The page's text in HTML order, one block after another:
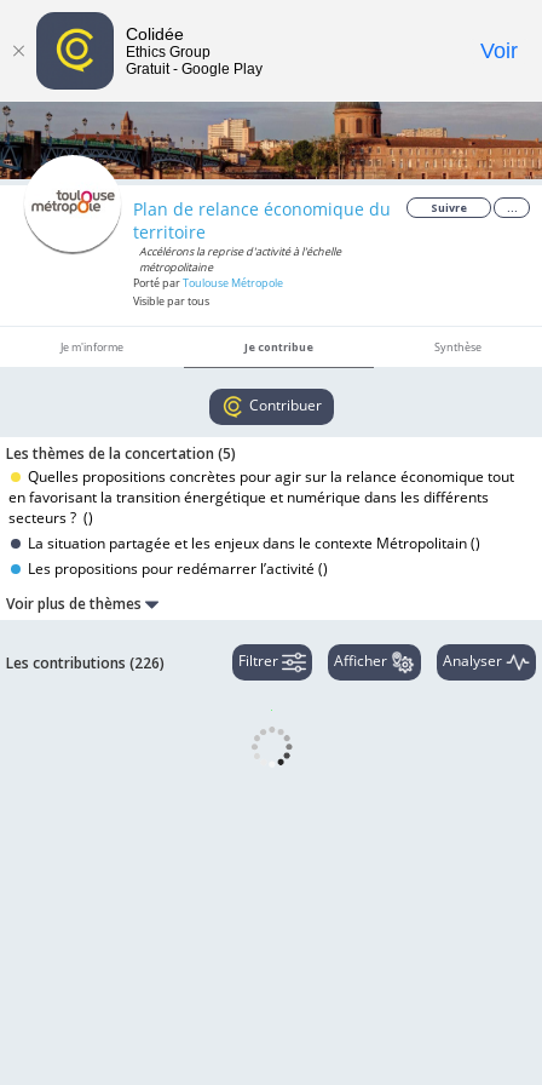
Toggle
Plan de relance économique du
territoire
Accélérons la reprise d'activité à l'échelle
métropolitaine
Porté parToulouse Métropole
Visible par tous
Suivre ...
Je m'informe Je contribue Synthèse
Contribuer
Les thèmes de la concertation (5)
Quelles propositions concrètes pour agir sur la relance économique tout
en favorisant la transition énergétique et numérique dans les différents
secteurs ? ()
La situation partagée et les enjeux dans le contexte Métropolitain ()
Les propositions pour redémarrer l’activité ()
Voir plus de thèmes
Les contributions (226) Filtrer Afficher Analyser
Colidée
Ethics Group
Gratuit - Google Play
Voir